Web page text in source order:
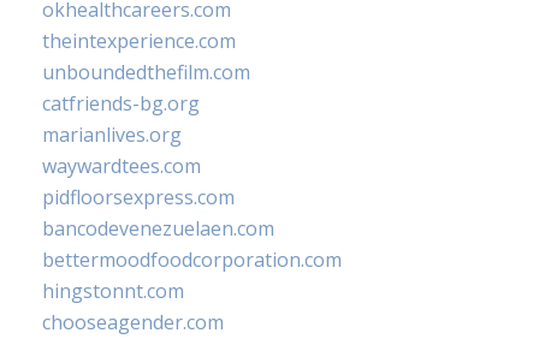
okhealthcareers.com
theintexperience.com
unboundedthefilm.com
catfriends-bg.org
marianlives.org
waywardtees.com
pidfloorsexpress.com
bancodevenezuelaen.com
bettermoodfoodcorporation.com
hingstonnt.com
chooseagender.com